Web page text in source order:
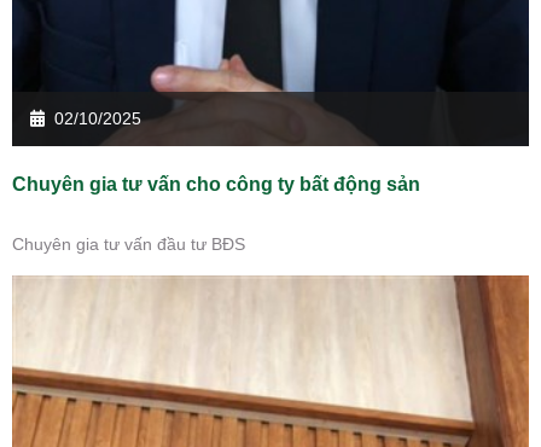
02/10/2025
Chuyên gia tư vấn cho công ty bất động sản
Chuyên gia tư vấn đầu tư BĐS